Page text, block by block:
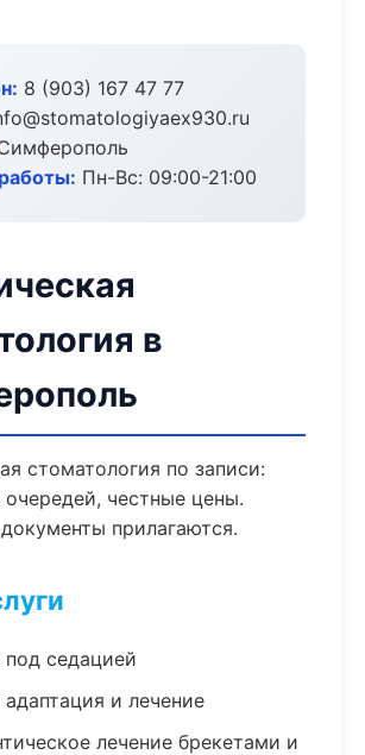
8 (903) 167 47 77
Пн-Вс: 09:00-21:00
в
стоматология по записи:
очередей, честные цены.
прилагаются.
под седацией
и лечение
лечение брекетами и